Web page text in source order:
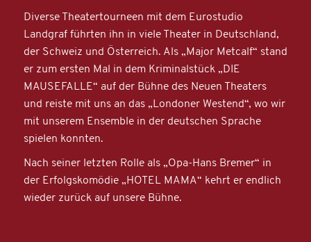
Diverse Theatertourneen mit dem Eurostudio
Landgraf führten ihn in viele Theater in Deutschland,
der Schweiz und Österreich. Als „Major Metcalf“ stand
er zum ersten Mal in dem Kriminalstück „DIE
MAUSEFALLE“ auf der Bühne des Neuen Theaters
und reiste mit uns an das „Londoner Westend“, wo wir
mit unserem Ensemble in der deutschen Sprache
spielen konnten.
Nach seiner letzten Rolle als „Opa-Hans Bremer“ in
der Erfolgskomödie „HOTEL MAMA“ kehrt er endlich
wieder zurück auf unsere Bühne.